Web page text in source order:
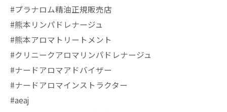
#プラナロム精油正規販売店
#熊本リンパドレナージュ
#熊本アロマトリートメント
#クリニークアロマリンパドレナージュ
#ナードアロマアドバイザー
#ナードアロマインストラクター
#aeaj